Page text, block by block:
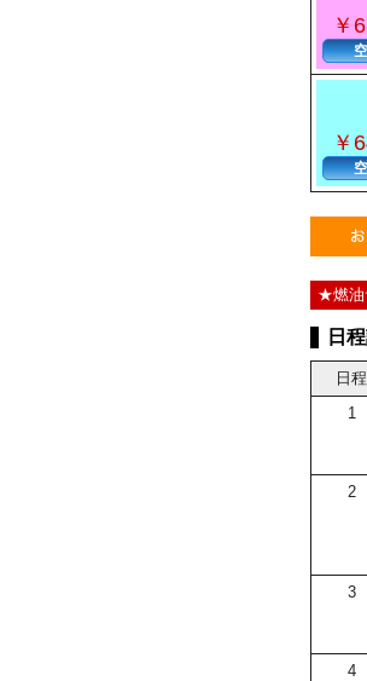
￥
￥
★燃油
日
日程
1
2
3
4